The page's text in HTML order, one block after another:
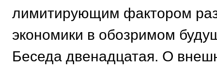
лимитирующим фактором
экономики в обозримом
Беседа двенадцатая. О